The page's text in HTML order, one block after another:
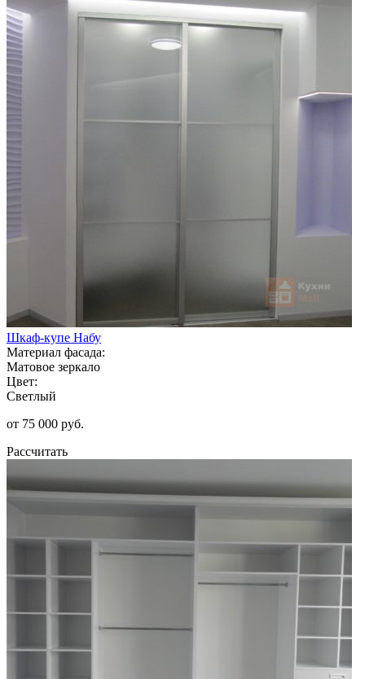
Шкаф-купе Набу
Материал фасада:
Матовое зеркало
Цвет:
Светлый
от 75 000 руб.
Рассчитать